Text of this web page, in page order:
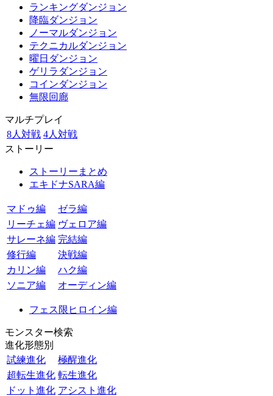
ランキングダンジョン
降臨ダンジョン
ノーマルダンジョン
テクニカルダンジョン
曜日ダンジョン
ゲリラダンジョン
コインダンジョン
無限回廊
マルチプレイ
8人対戦 4人対戦
ストーリー
ストーリーまとめ
エキドナSARA編
マドゥ編
ゼラ編
リーチェ編 ヴェロア編
サレーネ編 完結編
修行編
決戦編
カリン編
ハク編
ソニア編
オーディン編
フェス限ヒロイン編
モンスター検索
進化形態別
試練進化
極醒進化
超転生進化 転生進化
ドット進化 アシスト進化